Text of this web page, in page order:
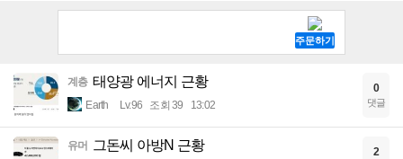
계층 태양광 에너지 근황
Earth Lv.96 조회 39 13:02
0
댓글
유머 그돈씨 아방N 근황 2